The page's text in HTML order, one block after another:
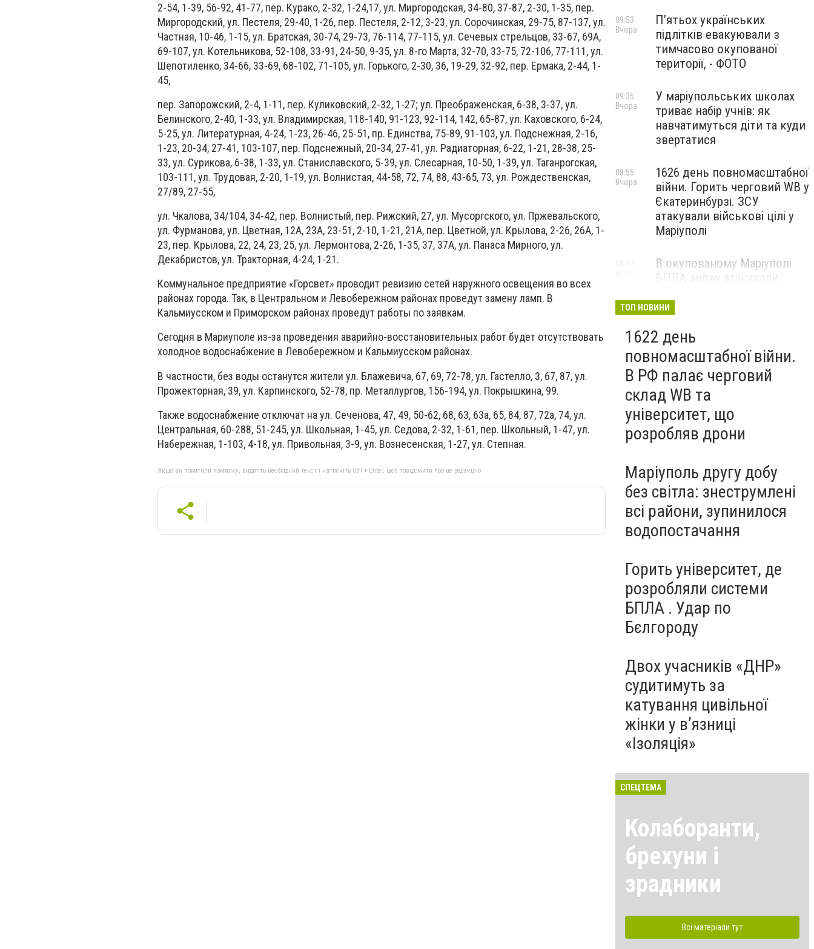
2-54, 1-39, 56-92, 41-77, пер. Курако, 2-32, 1-24,17, ул. Миргородская, 34-80, 37-87, 2-30, 1-35, пер.
Миргородский, ул. Пестеля, 29-40, 1-26, пер. Пестеля, 2-12, 3-23, ул. Сорочинская, 29-75, 87-137, ул.
Частная, 10-46, 1-15, ул. Братская, 30-74, 29-73, 76-114, 77-115, ул. Сечевых стрельцов, 33-67, 69А,
69-107, ул. Котельникова, 52-108, 33-91, 24-50, 9-35, ул. 8-го Марта, 32-70, 33-75, 72-106, 77-111, ул.
Шепотиленко, 34-66, 33-69, 68-102, 71-105, ул. Горького, 2-30, 36, 19-29, 32-92, пер. Ермака, 2-44, 1-
45,
пер. Запорожский, 2-4, 1-11, пер. Куликовский, 2-32, 1-27; ул. Преображенская, 6-38, 3-37, ул.
Белинского, 2-40, 1-33, ул. Владимирская, 118-140, 91-123, 92-114, 142, 65-87, ул. Каховского, 6-24,
5-25, ул. Литературная, 4-24, 1-23, 26-46, 25-51, пр. Единства, 75-89, 91-103, ул. Подснежная, 2-16,
1-23, 20-34, 27-41, 103-107, пер. Подснежный, 20-34, 27-41, ул. Радиаторная, 6-22, 1-21, 28-38, 25-
33, ул. Сурикова, 6-38, 1-33, ул. Станиславского, 5-39, ул. Слесарная, 10-50, 1-39, ул. Таганрогская,
103-111, ул. Трудовая, 2-20, 1-19, ул. Волнистая, 44-58, 72, 74, 88, 43-65, 73, ул. Рождественская,
27/89, 27-55,
ул. Чкалова, 34/104, 34-42, пер. Волнистый, пер. Рижский, 27, ул. Мусоргского, ул. Пржевальского,
ул. Фурманова, ул. Цветная, 12А, 23А, 23-51, 2-10, 1-21, 21А, пер. Цветной, ул. Крылова, 2-26, 26А, 1-
23, пер. Крылова, 22, 24, 23, 25, ул. Лермонтова, 2-26, 1-35, 37, 37А, ул. Панаса Мирного, ул.
Декабристов, ул. Тракторная, 4-24, 1-21.
Коммунальное предприятие «Горсвет» проводит ревизию сетей наружного освещения во всех
районах города. Так, в Центральном и Левобережном районах проведут замену ламп. В
Кальмиусском и Приморском районах проведут работы по заявкам.
Сегодня в Мариуполе из-за проведения аварийно-восстановительных работ будет отсутствовать
холодное водоснабжение в Левобережном и Кальмиусском районах.
В частности, без воды останутся жители ул. Блажевича, 67, 69, 72-78, ул. Гастелло, 3, 67, 87, ул.
Прожекторная, 39, ул. Карпинского, 52-78, пр. Металлургов, 156-194, ул. Покрышкина, 99.
Также водоснабжение отключат на ул. Сеченова, 47, 49, 50-62, 68, 63, 63а, 65, 84, 87, 72а, 74, ул.
Центральная, 60-288, 51-245, ул. Школьная, 1-45, ул. Седова, 2-32, 1-61, пер. Школьный, 1-47, ул.
Набережная, 1-103, 4-18, ул. Привольная, 3-9, ул. Вознесенская, 1-27, ул. Степная.
Якщо ви помітили помилку, виділіть необхідний текст і натисніть Ctrl + Enter, щоб повідомити про це редакцію
П’ятьох українських
підлітків евакуювали з
тимчасово окупованої
території, - ФОТО
09:53
Вчора
У маріупольських школах
триває набір учнів: як
навчатимуться діти та куди
звертатися
09:35
Вчора
1626 день повномасштабної
війни. Горить черговий WB у
Єкатеринбурзі. ЗСУ
атакували військові цілі у
Маріуполі
08:55
Вчора
В окупованому Маріуполі
БПЛА знову атакували
— ВІДЕО
ТОП НОВИНИ
1622 день
повномасштабної війни.
В РФ палає черговий
склад WB та
університет, що
розробляв дрони
Маріуполь другу добу
без світла: знеструмлені
всі райони, зупинилося
водопостачання
Горить університет, де
розробляли системи
БПЛА . Удар по
Бєлгороду
Двох учасників «ДНР»
судитимуть за
катування цивільної
жінки у в’язниці
«Ізоляція»
СПЕЦТЕМА
Колаборанти,
брехуни і
зрадники
Всі матеріали тут